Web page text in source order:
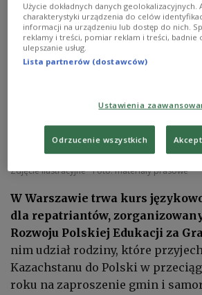
Zdjęcie ilustracyjne Foto: materiały prasowe
W Warszawie trwa kurs
dla repatriantów,
Rozwoju Polskiej Edukacji za
nim udział rodziny, które
Kazachstanu do Polski w
roku na zaproszenie gmin i
Użycie dokładnych danych geolokalizacyjnych.
charakterystyki urządzenia do celów
informacji na urządzeniu lub dostęp do nich.
reklamy i treści, pomiar reklam i treści, badnie
ulepszanie usług.
Lista partnerów (dostawców)
Ustawienia
Odrzucenie wszystkich